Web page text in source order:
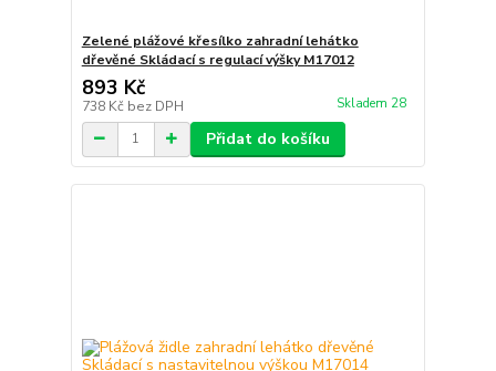
Zelené plážové křesílko zahradní lehátko
dřevěné Skládací s regulací výšky M17012
893 Kč
738 Kč bez DPH Skladem 28
Přidat do košíku